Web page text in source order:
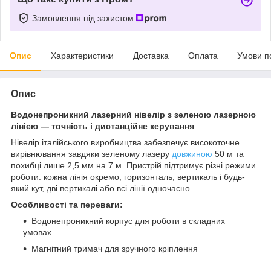
Замовлення під захистом
Опис Характеристики Доставка Оплата Умови
Опис
Водонепроникний лазерний нівелір з зеленою лазерною
лінією — точність і дистанційне керування
Нівелір італійського виробництва забезпечує високоточне
вирівнювання завдяки зеленому лазеру довжиною 50 м та
похибці лише 2,5 мм на 7 м. Пристрій підтримує різні режими
роботи: кожна лінія окремо, горизонталь, вертикаль і будь-
який кут, дві вертикалі або всі лінії одночасно.
Особливості та переваги:
Водонепроникний корпус для роботи в складних
умовах
Магнітний тримач для зручного кріплення